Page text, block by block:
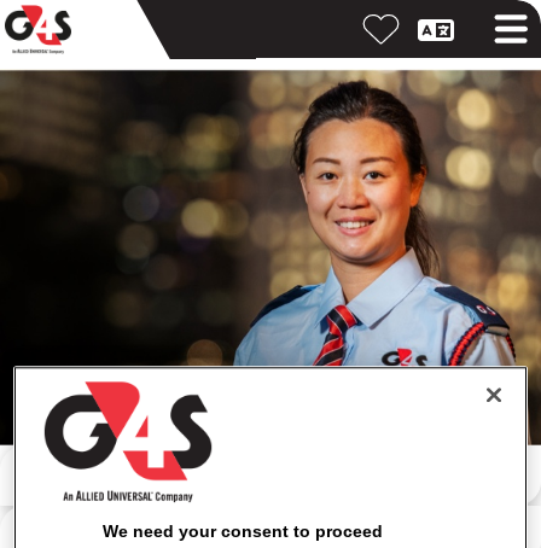
Pretraga po ključnoj reči
Pretraga po lokacijiWe need your consent to proceed